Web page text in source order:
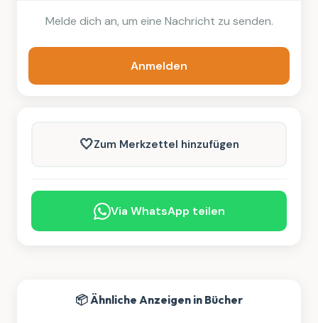
Melde dich an, um eine Nachricht zu senden.
Anmelden
🤍Zum Merkzettel hinzufügen
Via WhatsApp teilen
📦 Ähnliche Anzeigen in Bücher